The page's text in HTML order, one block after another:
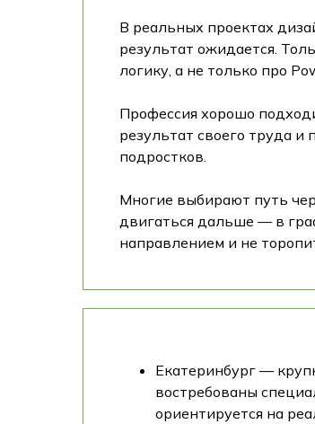
В реальных проектах
результат ожидается.
логику, а не только про
Профессия хорошо
результат своего труда
подростков.
Многие выбирают путь
двигаться дальше — в
направлением и не
Екатеринбург —
востребованы
ориентируется на